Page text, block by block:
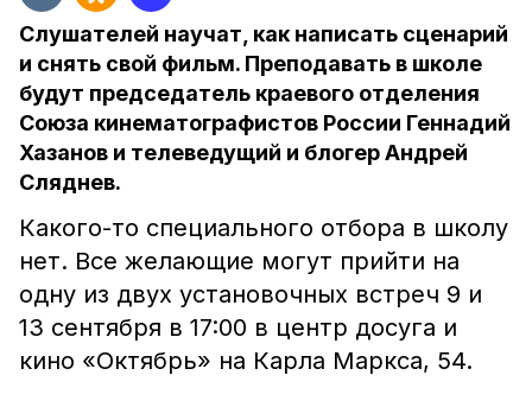
Слушателей научат, как написать сценарий
и снять свой фильм. Преподавать в школе
будут председатель краевого отделения
Союза кинематографистов России Геннадий
Хазанов и телеведущий и блогер Андрей
Сляднев.
Какого-то специального отбора в школу
нет. Все желающие могут прийти на
одну из двух установочных встреч 9 и
13 сентября в 17:00 в центр досуга и
кино «Октябрь» на Карла Маркса, 54.